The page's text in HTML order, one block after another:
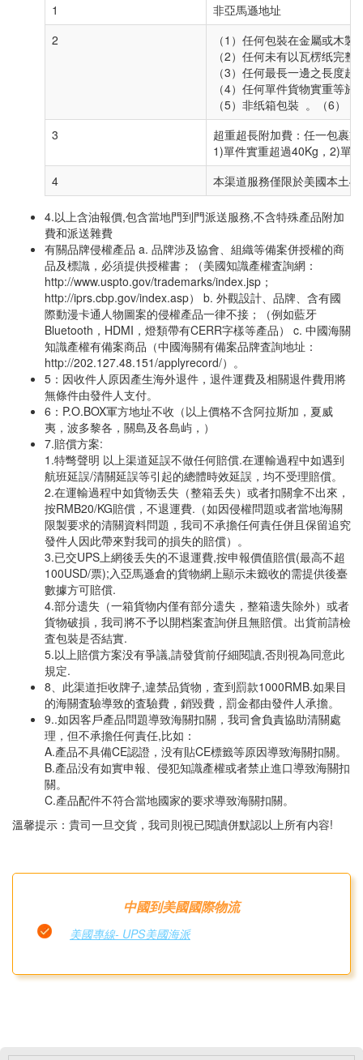
1
非亞馬遜地址
2
（1）任何包裝在金屬或木
（2）任何未有以瓦楞纸完
（3）任何最長一邊之長度
（4）任何單件貨物實重等
（5）非纸箱包裝 。（6）
3
超重超長附加費：任一包裹
1)單件實重超過40Kg，2)單
4
本渠道服務僅限於美國本土
4.以上含油報價,包含當地門到門派送服務,不含特殊產品附加
費和派送雜費
有關品牌侵權產品 a. 品牌涉及協會、組織等備案併授權的商
品及標識，必須提供授權書；（美國知識產權査詢網：
http://www.uspto.gov/trademarks/index.jsp；
http://iprs.cbp.gov/index.asp） b. 外觀設計、品牌、含有國
際動漫卡通人物圖案的侵權產品一律不接；（例如藍牙
Bluetooth，HDMI，燈類帶有CERR字樣等產品） c. 中國海關
知識產權有備案商品（中國海關有備案品牌査詢地址：
http://202.127.48.151/applyrecord/）。
5：因收件人原因產生海外退件，退件運費及相關退件費用將
無條件由發件人支付。
6：P.O.BOX軍方地址不收（以上價格不含阿拉斯加，夏威
夷，波多黎各，關島及各島屿，）
7.賠償方案:
1.特彆聲明 以上渠道延誤不做任何賠償.在運輸過程中如遇到
航班延誤/清關延誤等引起的總體時效延誤，均不受理賠償。
2.在運輸過程中如貨物丢失（整箱丢失）或者扣關拿不出來，
按RMB20/KG賠償，不退運費.（如因侵權問題或者當地海關
限製要求的清關資料問題，我司不承擔任何責任併且保留追究
發件人因此帶來對我司的損失的賠償）。
3.已交UPS上網後丢失的不退運費,按申報價值賠償(最高不超
100USD/票);入亞馬遜倉的貨物網上顯示未籤收的需提供後臺
數據方可賠償.
4.部分遗失（一箱貨物内僅有部分遗失，整箱遗失除外）或者
貨物破損，我司將不予以開档案査詢併且無賠償。出貨前請檢
査包裝是否結實.
5.以上賠償方案没有爭議,請發貨前仔細閱讀,否則視為同意此
規定.
8、此渠道拒收牌子,違禁品貨物，査到罰款1000RMB.如果目
的海關査驗導致的査驗費，銷毀費，罰金都由發件人承擔。
9..如因客戶產品問題導致海關扣關，我司會負責協助清關處
理，但不承擔任何責任,比如：
A.產品不具備CE認證，没有貼CE標籤等原因導致海關扣關。
B.產品没有如實申報、侵犯知識產權或者禁止進口導致海關扣
關。
C.產品配件不符合當地國家的要求導致海關扣關。
溫馨提示：貴司一旦交貨，我司則視已閱讀併默認以上所有内容!
中國到美國國際物流
美國專線- UPS美國海派